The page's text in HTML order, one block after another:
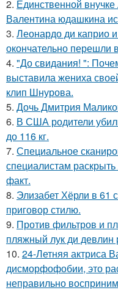
2. Единственной
Валентина юдашкина
3. Леонардо ди каприо
окончательно перешли
4. "До свидания! ":
выставила жениха
клип Шнурова.
5. Дочь Дмитрия
6. В США родители
до 116 кг.
7. Специальное
специалистам
факт.
8. Элизабет Хёрли в 61
приговор стилю.
9. Против фильтров и
пляжный лук ди девлин
10. 24-Летняя актриса
дисморфофобии, это
неправильно